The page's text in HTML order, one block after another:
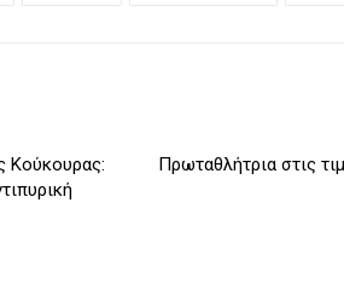
Κούκουρας:
Πρωταθλήτρια στις